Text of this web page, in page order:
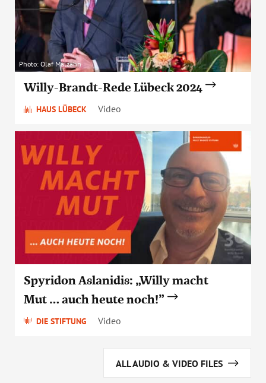
Photo: Olaf Malzahn
Willy-Brandt-Rede Lübeck 2024
HAUS LÜBECK Video
Spyridon Aslanidis: „Willy macht
Mut … auch heute noch!”
DIE STIFTUNG Video
ALL AUDIO & VIDEO FILES